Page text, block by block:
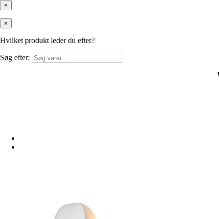
×
×
Hvilket produkt leder du efter?
Søg efter: